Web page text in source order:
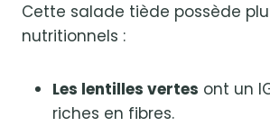
Cette salade tiède possède
nutritionnels :
Les lentilles vertes ont un
riches en fibres.